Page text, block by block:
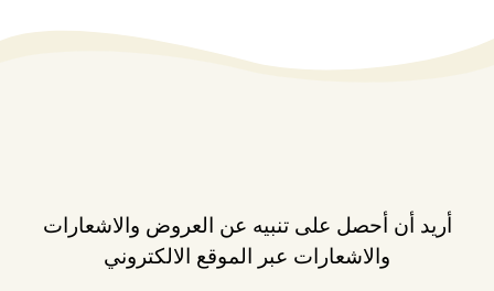
أريد أن أحصل على تنبيه عن العروض والاشعارات
والاشعارات عبر الموقع الالكتروني